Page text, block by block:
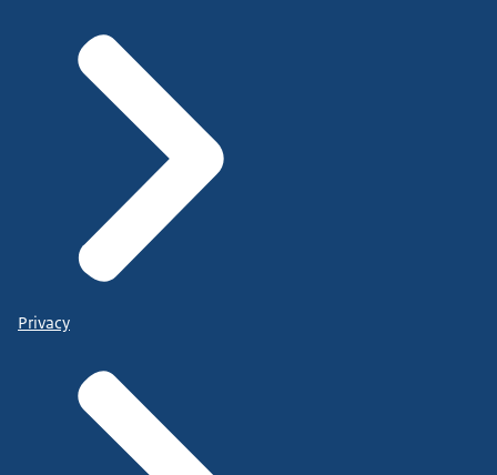
Privacy